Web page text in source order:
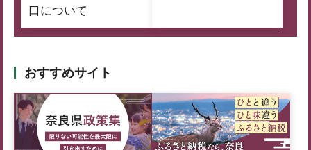
口について
おすすめサイト